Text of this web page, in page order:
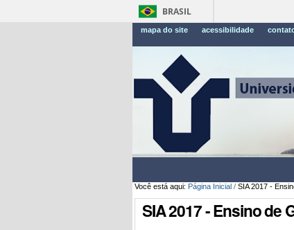
BRASIL
mapa do site acessibilidade
Você está aqui: Página Inicial / SIA 2017 -
SIA 2017 - Ensino de